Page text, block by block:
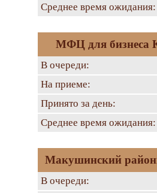
Среднее время ожидания:
МФЦ для бизнеса
В очереди:
На приеме:
Принято за день:
Среднее время ожидания:
Макушинский
В очереди: